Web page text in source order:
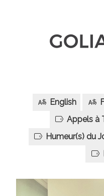
English
Appels à
Humeur(s) du